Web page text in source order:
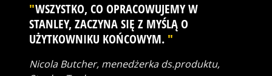
"WSZYSTKO, CO OPRACOWUJEMY W
STANLEY, ZACZYNA SIĘ Z MYŚLĄ O
UŻYTKOWNIKU KOŃCOWYM. "
Nicola Butcher, menedżerka ds.produktu,